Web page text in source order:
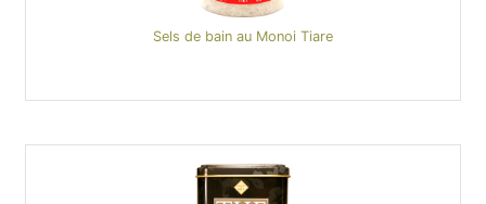
Sels de bain au Monoi Tiare